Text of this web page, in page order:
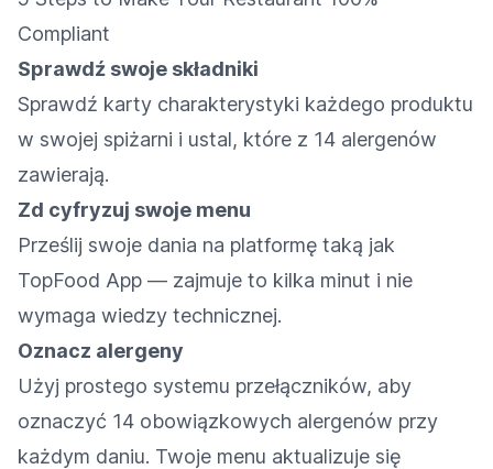
Compliant
Sprawdź swoje składniki
Sprawdź karty charakterystyki każdego produktu
w swojej spiżarni i ustal, które z 14 alergenów
zawierają.
Zd cyfryzuj swoje menu
Prześlij swoje dania na platformę taką jak
TopFood App — zajmuje to kilka minut i nie
wymaga wiedzy technicznej.
Oznacz alergeny
Użyj prostego systemu przełączników, aby
oznaczyć 14 obowiązkowych alergenów przy
każdym daniu. Twoje menu aktualizuje się